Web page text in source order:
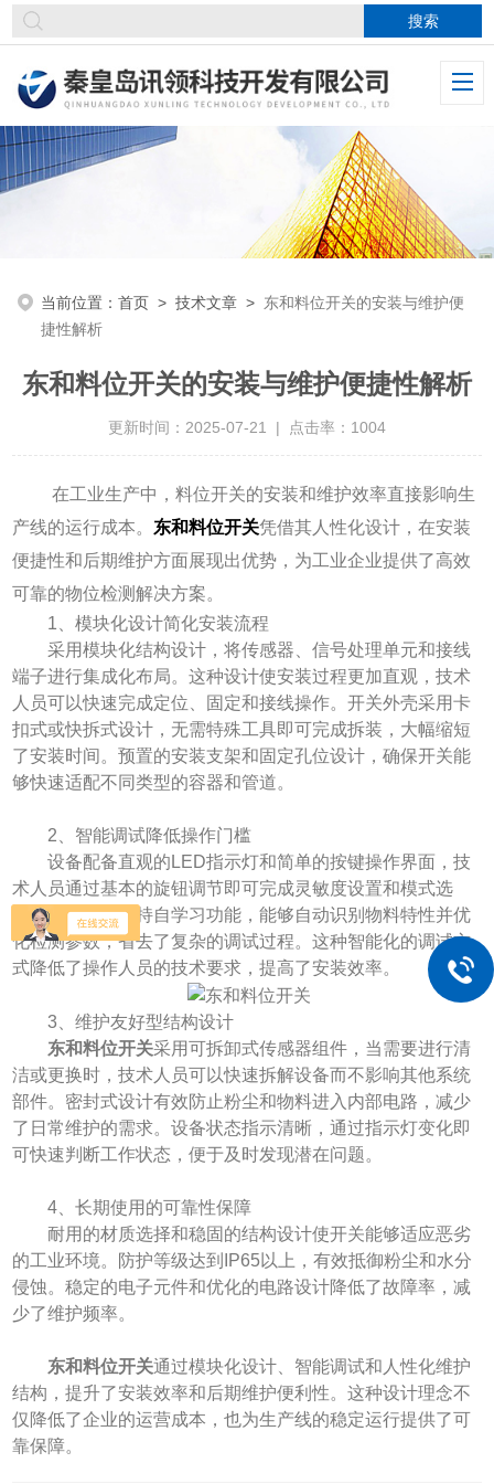
当前位置：首页 >技术文章 > 东和料位开关的安装与维护便
捷性解析
东和料位开关的安装与维护便捷性解析
更新时间：2025-07-21 | 点击率：1004
在工业生产中，料位开关的安装和维护效率直接影响生
产线的运行成本。 东和料位开关凭借其人性化设计，在安装
便捷性和后期维护方面展现出优势，为工业企业提供了高效
可靠的物位检测解决方案。
​​1、模块化设计简化安装流程​​
采用模块化结构设计，将传感器、信号处理单元和接线
端子进行集成化布局。这种设计使安装过程更加直观，技术
人员可以快速完成定位、固定和接线操作。开关外壳采用卡
扣式或快拆式设计，无需特殊工具即可完成拆装，大幅缩短
了安装时间。预置的安装支架和固定孔位设计，确保开关能
够快速适配不同类型的容器和管道。
​​2、智能调试降低操作门槛​​
设备配备直观的LED指示灯和简单的按键操作界面，技
术人员通过基本的旋钮调节即可完成灵敏度设置和模式选
择。部分型号支持自学习功能，能够自动识别物料特性并优
化检测参数，省去了复杂的调试过程。这种智能化的调试方
式降低了操作人员的技术要求，提高了安装效率。
​​3、维护友好型结构设计​​
东和料位开关采用可拆卸式传感器组件，当需要进行清
洁或更换时，技术人员可以快速拆解设备而不影响其他系统
部件。密封式设计有效防止粉尘和物料进入内部电路，减少
了日常维护的需求。设备状态指示清晰，通过指示灯变化即
可快速判断工作状态，便于及时发现潜在问题。
​​4、长期使用的可靠性保障​​
耐用的材质选择和稳固的结构设计使开关能够适应恶劣
的工业环境。防护等级达到IP65以上，有效抵御粉尘和水分
侵蚀。稳定的电子元件和优化的电路设计降低了故障率，减
少了维护频率。
东和料位开关通过模块化设计、智能调试和人性化维护
结构，提升了安装效率和后期维护便利性。这种设计理念不
仅降低了企业的运营成本，也为生产线的稳定运行提供了可
靠保障。